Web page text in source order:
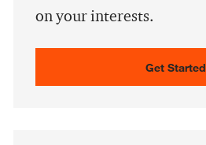
on your interests.
Get Started